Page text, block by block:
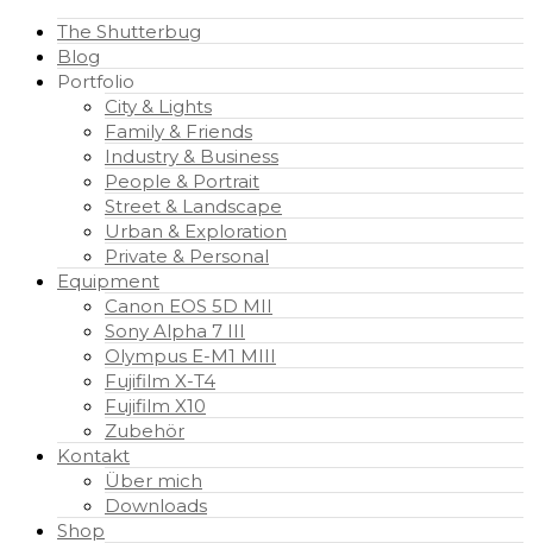
The Shutterbug
Blog
Portfolio
City & Lights
Family & Friends
Industry & Business
People & Portrait
Street & Landscape
Urban & Exploration
Private & Personal
Equipment
Canon EOS 5D MII
Sony Alpha 7 III
Olympus E-M1 MIII
Fujifilm X-T4
Fujifilm X10
Zubehör
Kontakt
Über mich
Downloads
Shop